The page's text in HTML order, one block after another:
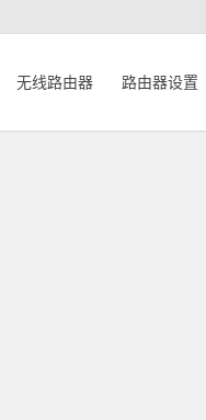
无线路由器 路由器设置